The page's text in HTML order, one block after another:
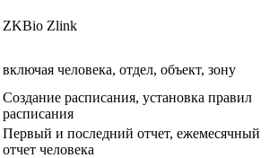
ZKBio Zlink
включая человека, отдел, объект, зону
Создание расписания, установка правил
расписания
Первый и последний отчет, ежемесячный
отчет человека